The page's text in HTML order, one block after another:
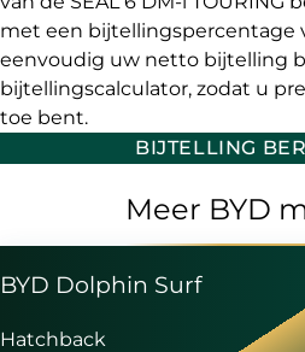
met een bijtellingspercentage
eenvoudig uw netto bijtelling
bijtellingscalculator, zodat u
toe bent.
BIJTELLING
Meer BYD
BYD Dolphin Surf
Hatchback